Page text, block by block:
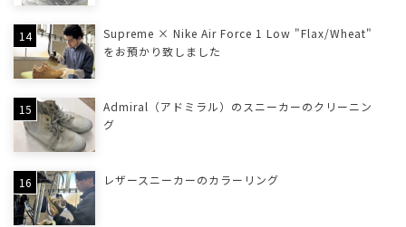
Supreme × Nike Air Force 1 Low "Flax/Wheat"
をお預かり致しました
Admiral（アドミラル）のスニーカーのクリーニン
グ
レザースニーカーのカラーリング